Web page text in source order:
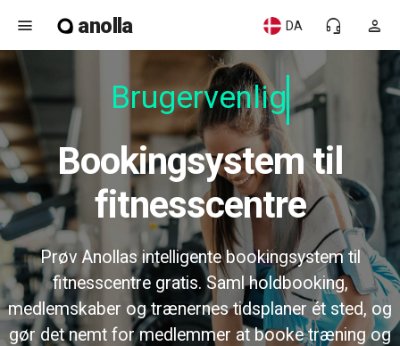
menu anolla person
headset_mic
DA
Brugervenlig
Bookingsystem til
fitnesscentre
Prøv Anollas intelligente bookingsystem til
fitnesscentre gratis. Saml holdbooking,
medlemskaber og trænernes tidsplaner ét sted, og
gør det nemt for medlemmer at booke træning og